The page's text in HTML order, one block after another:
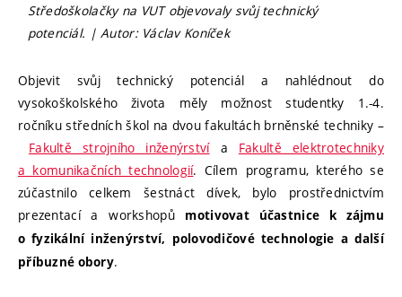
Středoškolačky na VUT objevovaly svůj technický
potenciál. | Autor: Václav Koníček
Objevit svůj technický potenciál a nahlédnout do
vysokoškolského života měly možnost studentky 1.-4.
ročníku středních škol na dvou fakultách brněnské techniky –
Fakultě strojního inženýrstvía Fakultě elektrotechniky
a komunikačních technologií. Cílem programu, kterého se
zúčastnilo celkem šestnáct dívek, bylo prostřednictvím
prezentací a workshopů motivovat účastnice k zájmu
o fyzikální inženýrství, polovodičové technologie a další
příbuzné obory.